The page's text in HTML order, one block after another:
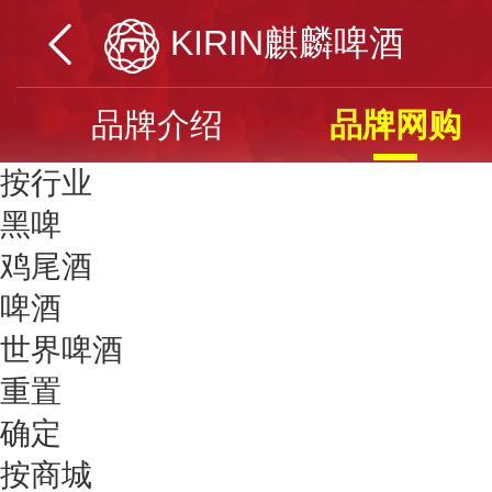
KIRIN麒麟啤酒
品牌介绍 品牌网购
按行业
黑啤
鸡尾酒
啤酒
世界啤酒
重置
确定
按商城